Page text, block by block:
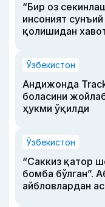
“Бир оз
инсоният
қолишидан
Ўзбекистон
Андижонда
боласини
ҳукми ўқилди
Ўзбекистон
“Саккиз қатор
бомба бўлган”.
айбловлардан